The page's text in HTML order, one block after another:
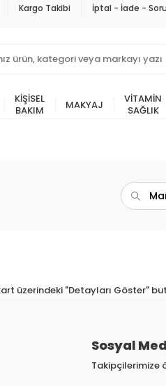
Kargo Takibi İptal - İade -
KIŞISEL
BAKIM
MAKYAJ
VITAMIN
SAĞLIK
üzerindeki "Detayları Göster"
Sosyal
Takipçilerimize